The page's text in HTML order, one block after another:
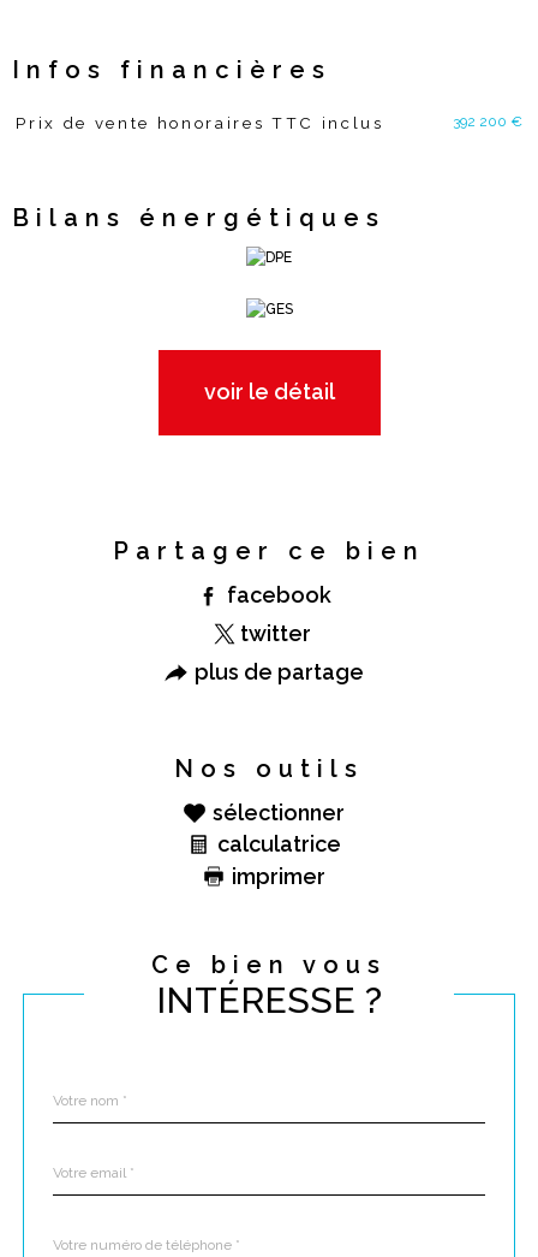
Infos financières
Caractéristiques Valeurs
Prix de vente honoraires TTC inclus 392 200 €
Bilans énergétiques
voir le détail
Partager ce bien
facebook
twitter
plus de partage
Nos outils
sélectionner
calculatrice
imprimer
Ce bien vous
INTÉRESSE ?
par
*
*
*